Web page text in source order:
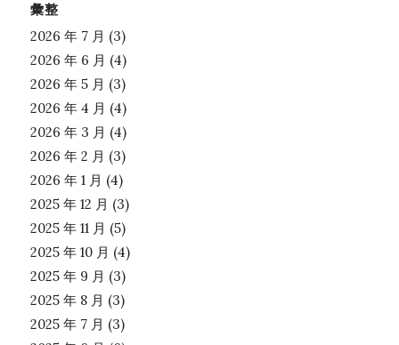
彙整
2026 年 7 月 (3)
2026 年 6 月 (4)
2026 年 5 月 (3)
2026 年 4 月 (4)
2026 年 3 月 (4)
2026 年 2 月 (3)
2026 年 1 月 (4)
2025 年 12 月 (3)
2025 年 11 月 (5)
2025 年 10 月 (4)
2025 年 9 月 (3)
2025 年 8 月 (3)
2025 年 7 月 (3)